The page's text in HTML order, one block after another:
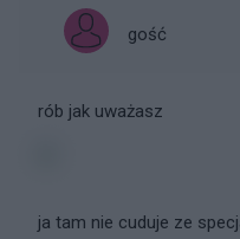
gość
rób jak uważasz
ja tam nie cuduje ze